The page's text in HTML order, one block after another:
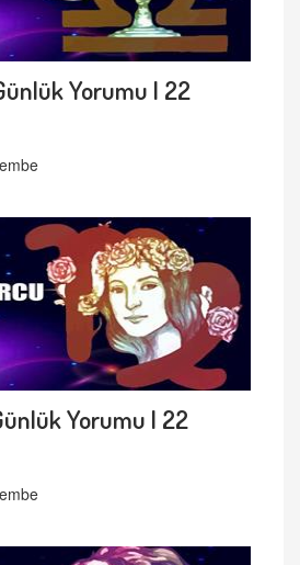
Yorumu | 22
Yorumu | 22